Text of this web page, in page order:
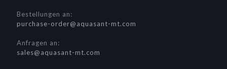
Bestellungen an:
purchase-order@aquasant-mt.com
Anfragen an:
sales@aquasant-mt.com